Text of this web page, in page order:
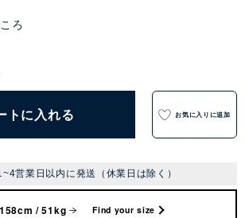
ろ
トに入れる お気に入りに追加
営業日以内に発送（休業日は除く）
158cm / 51kg Find your size